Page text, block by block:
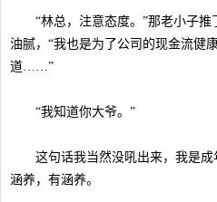
“林总，注意态度。”那老小子推
油腻，“我也是为了公司的现金流健
道……”
“我知道你大爷。”
这句话我当然没吼出来，我是成
涵养，有涵养。